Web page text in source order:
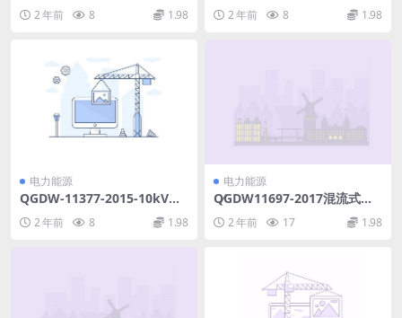
2 年前 8 1.98 2 年前 8 1.98
电力能源
QGDW-11377-2015-10kV配
检测技术规范.pdf
2 年前 8 1.98
电力能源
Q∕GDW11697-2017混流式水
则(12.19MB)pdf
2 年前 17 1.98